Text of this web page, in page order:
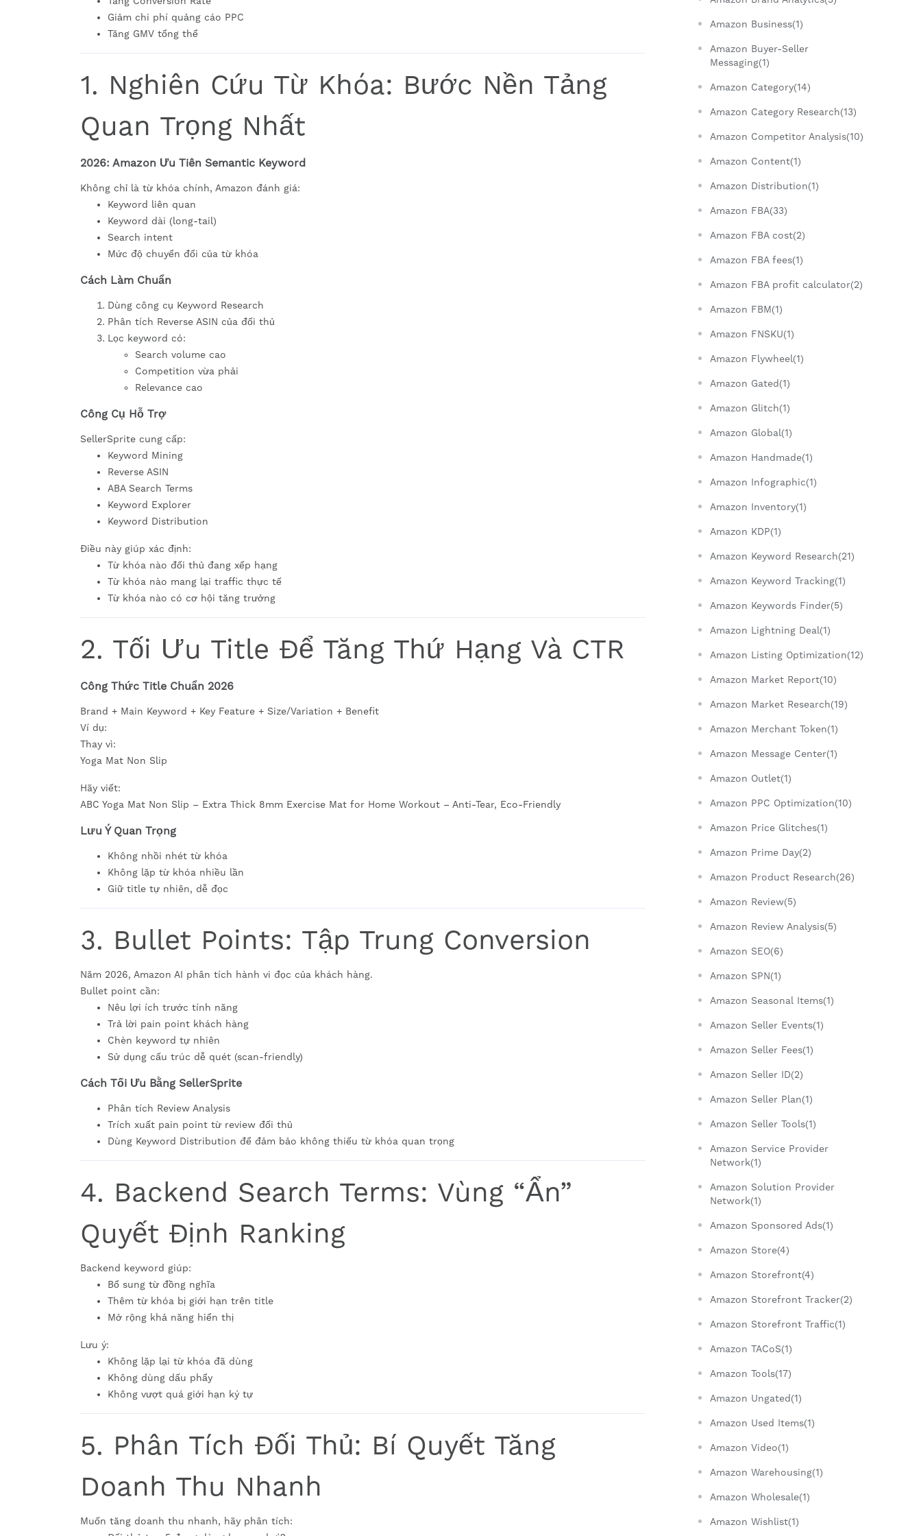
Giảm chi phí quảng cáo PPC
Tăng GMV tổng thể
1. Nghiên Cứu Từ Khóa: Bước Nền Tảng
Quan Trọng Nhất
2026: Amazon Ưu Tiên Semantic Keyword
Không chỉ là từ khóa chính, Amazon đánh giá:
Keyword liên quan
Keyword dài (long-tail)
Search intent
Mức độ chuyển đổi của từ khóa
Cách Làm Chuẩn
Dùng công cụ Keyword Research
Phân tích Reverse ASIN của đối thủ
Lọc keyword có:
Search volume cao
Competition vừa phải
Relevance cao
Công Cụ Hỗ Trợ
SellerSprite cung cấp:
Keyword Mining
Reverse ASIN
ABA Search Terms
Keyword Explorer
Keyword Distribution
Điều này giúp xác định:
Từ khóa nào đối thủ đang xếp hạng
Từ khóa nào mang lại traffic thực tế
Từ khóa nào có cơ hội tăng trưởng
2. Tối Ưu Title Để Tăng Thứ Hạng Và CTR
Công Thức Title Chuẩn 2026
Brand + Main Keyword + Key Feature + Size/Variation + Benefit
Ví dụ:
Thay vì:
Yoga Mat Non Slip
Hãy viết:
ABC Yoga Mat Non Slip – Extra Thick 8mm Exercise Mat for Home Workout – Anti-Tear, Eco-Friendly
Lưu Ý Quan Trọng
Không nhồi nhét từ khóa
Không lặp từ khóa nhiều lần
Giữ title tự nhiên, dễ đọc
3. Bullet Points: Tập Trung Conversion
Năm 2026, Amazon AI phân tích hành vi đọc của khách hàng.
Bullet point cần:
Nêu lợi ích trước tính năng
Trả lời pain point khách hàng
Chèn keyword tự nhiên
Sử dụng cấu trúc dễ quét (scan-friendly)
Cách Tối Ưu Bằng SellerSprite
Phân tích Review Analysis
Trích xuất pain point từ review đối thủ
Dùng Keyword Distribution để đảm bảo không thiếu từ khóa quan trọng
4. Backend Search Terms: Vùng “Ẩn”
Quyết Định Ranking
Backend keyword giúp:
Bổ sung từ đồng nghĩa
Thêm từ khóa bị giới hạn trên title
Mở rộng khả năng hiển thị
Lưu ý:
Không lặp lại từ khóa đã dùng
Không dùng dấu phẩy
Không vượt quá giới hạn ký tự
5. Phân Tích Đối Thủ: Bí Quyết Tăng
Doanh Thu Nhanh
Muốn tăng doanh thu nhanh, hãy phân tích:
Amazon Business(1)
Amazon Buyer-Seller
Messaging(1)
Amazon Category(14)
Amazon Category Research(13)
Amazon Competitor Analysis(10)
Amazon Content(1)
Amazon Distribution(1)
Amazon FBA(33)
Amazon FBA cost(2)
Amazon FBA fees(1)
Amazon FBA profit calculator(2)
Amazon FBM(1)
Amazon FNSKU(1)
Amazon Flywheel(1)
Amazon Gated(1)
Amazon Glitch(1)
Amazon Global(1)
Amazon Handmade(1)
Amazon Infographic(1)
Amazon Inventory(1)
Amazon KDP(1)
Amazon Keyword Research(21)
Amazon Keyword Tracking(1)
Amazon Keywords Finder(5)
Amazon Lightning Deal(1)
Amazon Listing Optimization(12)
Amazon Market Report(10)
Amazon Market Research(19)
Amazon Merchant Token(1)
Amazon Message Center(1)
Amazon Outlet(1)
Amazon PPC Optimization(10)
Amazon Price Glitches(1)
Amazon Prime Day(2)
Amazon Product Research(26)
Amazon Review(5)
Amazon Review Analysis(5)
Amazon SEO(6)
Amazon SPN(1)
Amazon Seasonal Items(1)
Amazon Seller Events(1)
Amazon Seller Fees(1)
Amazon Seller ID(2)
Amazon Seller Plan(1)
Amazon Seller Tools(1)
Amazon Service Provider
Network(1)
Amazon Solution Provider
Network(1)
Amazon Sponsored Ads(1)
Amazon Store(4)
Amazon Storefront(4)
Amazon Storefront Tracker(2)
Amazon Storefront Traffic(1)
Amazon TACoS(1)
Amazon Tools(17)
Amazon Ungated(1)
Amazon Used Items(1)
Amazon Video(1)
Amazon Warehousing(1)
Amazon Wholesale(1)
Amazon Wishlist(1)